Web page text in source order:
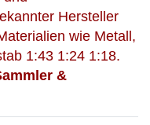
Hersteller
wie Metall,
1:43 1:24 1:18.
&